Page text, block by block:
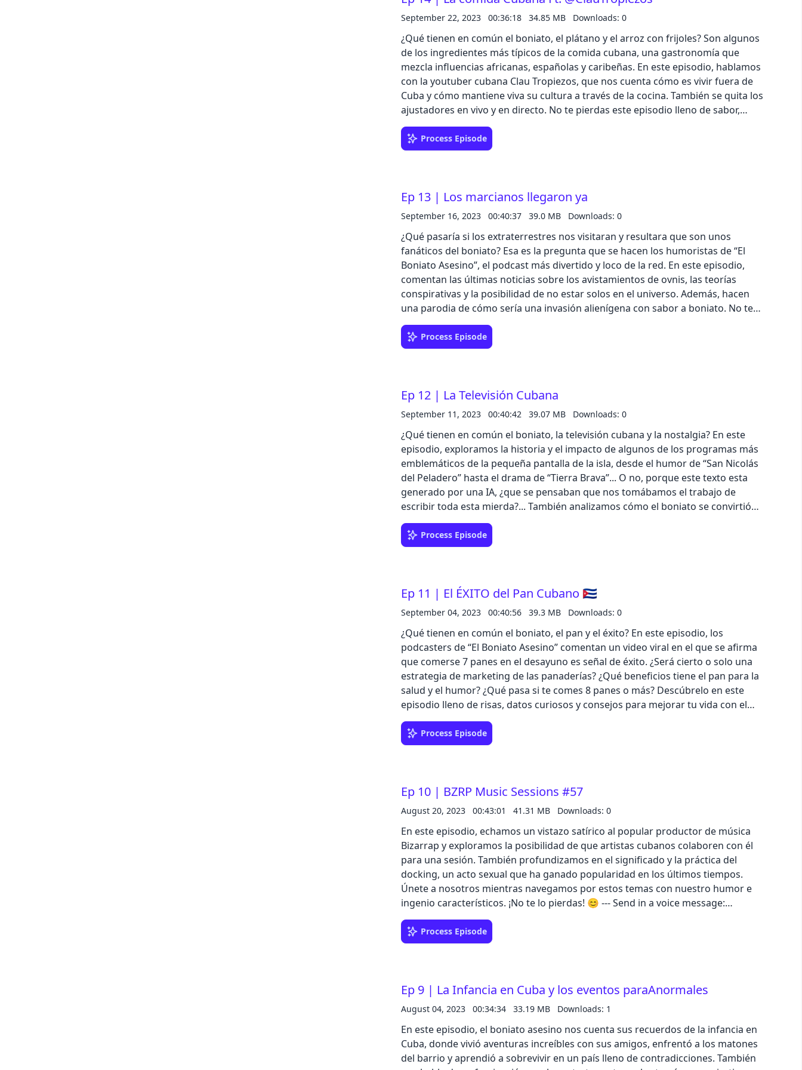
nuestros anfitriones discuten, analizan y debaten sobre los peores villanos en la
historia del cine! ¡Suscríbete, dale like y comparte si te encanta el cine y las
conversaciones apasionadas sobre los malvados más memorables de la
pantalla grande! 🎥🦹‍♂️💥 #Cine #Villanos #Podcast #ElBoniatoAsesino
#DebateCinematográfico --- Send in a voice message:
https://podcasters.spotify.com/pod/show/el-boniato-asesino/message
September 22, 2023 00:36:18 34.85 MB Downloads: 0
¿Qué tienen en común el boniato, el plátano y el arroz con frijoles? Son algunos
de los ingredientes más típicos de la comida cubana, una gastronomía que
mezcla influencias africanas, españolas y caribeñas. En este episodio, hablamos
con la youtuber cubana Clau Tropiezos, que nos cuenta cómo es vivir fuera de
Cuba y cómo mantiene viva su cultura a través de la cocina. También se quita los
ajustadores en vivo y en directo. No te pierdas este episodio lleno de sabor,
humor, nostalgia y chistes sobre la vida sexual de Lester. ¡Te va a encantar! ---
Send in a voice message: https://podcasters.spotify.com/pod/show/el-boniato-
asesino/message
Process Episode
Ep 13 | Los marcianos llegaron ya
September 16, 2023 00:40:37 39.0 MB Downloads: 0
¿Qué pasaría si los extraterrestres nos visitaran y resultara que son unos
fanáticos del boniato? Esa es la pregunta que se hacen los humoristas de “El
Boniato Asesino”, el podcast más divertido y loco de la red. En este episodio,
comentan las últimas noticias sobre los avistamientos de ovnis, las teorías
conspirativas y la posibilidad de no estar solos en el universo. Además, hacen
una parodia de cómo sería una invasión alienígena con sabor a boniato. No te
pierdas este capítulo lleno de risas, sorpresas y mucha imaginación. ¡El Boniato
Asesino te espera! --- Send in a voice message:
https://podcasters.spotify.com/pod/show/el-boniato-asesino/message
Process Episode
Ep 12 | La Televisión Cubana
September 11, 2023 00:40:42 39.07 MB Downloads: 0
¿Qué tienen en común el boniato, la televisión cubana y la nostalgia? En este
episodio, exploramos la historia y el impacto de algunos de los programas más
emblemáticos de la pequeña pantalla de la isla, desde el humor de “San Nicolás
del Peladero” hasta el drama de “Tierra Brava”... O no, porque este texto esta
generado por una IA, ¿que se pensaban que nos tomábamos el trabajo de
escribir toda esta mierda?... También analizamos cómo el boniato se convirtió
en un símbolo de resistencia y creatividad en tiempos de crisis. No te pierdas
este viaje al pasado lleno de recuerdos, emociones y sabores. --- Send in a voice
message: https://podcasters.spotify.com/pod/show/el-boniato-
Process Episode
Ep 11 | El ÉXITO del Pan Cubano 🇨🇺
September 04, 2023 00:40:56 39.3 MB Downloads: 0
¿Qué tienen en común el boniato, el pan y el éxito? En este episodio, los
podcasters de “El Boniato Asesino” comentan un video viral en el que se afirma
que comerse 7 panes en el desayuno es señal de éxito. ¿Será cierto o solo una
estrategia de marketing de las panaderías? ¿Qué beneficios tiene el pan para la
salud y el humor? ¿Qué pasa si te comes 8 panes o más? Descúbrelo en este
episodio lleno de risas, datos curiosos y consejos para mejorar tu vida con el
poder del pan. --- Send in a voice message:
https://podcasters.spotify.com/pod/show/el-boniato-asesino/message
Process Episode
Ep 10 | BZRP Music Sessions #57
August 20, 2023 00:43:01 41.31 MB Downloads: 0
En este episodio, echamos un vistazo satírico al popular productor de música
Bizarrap y exploramos la posibilidad de que artistas cubanos colaboren con él
para una sesión. También profundizamos en el significado y la práctica del
docking, un acto sexual que ha ganado popularidad en los últimos tiempos.
Únete a nosotros mientras navegamos por estos temas con nuestro humor e
ingenio característicos. ¡No te lo pierdas! 😊 --- Send in a voice message:
https://podcasters.spotify.com/pod/show/el-boniato-asesino/message
Process Episode
Ep 9 | La Infancia en Cuba y los eventos paraAnormales
August 04, 2023 00:34:34 33.19 MB Downloads: 1
En este episodio, el boniato asesino nos cuenta sus recuerdos de la infancia en
Cuba, donde vivió aventuras increíbles con sus amigos, enfrentó a los matones
del barrio y aprendió a sobrevivir en un país lleno de contradicciones. También